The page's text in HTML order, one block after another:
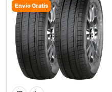
Envío Gratis